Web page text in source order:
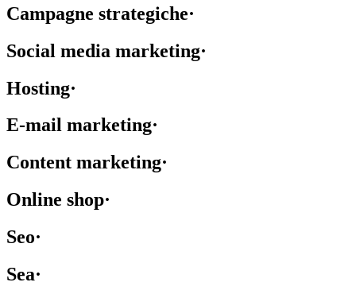
Campagne strategiche·
Social media marketing·
Hosting·
E-mail marketing·
Content marketing·
Online shop·
Seo·
Sea·